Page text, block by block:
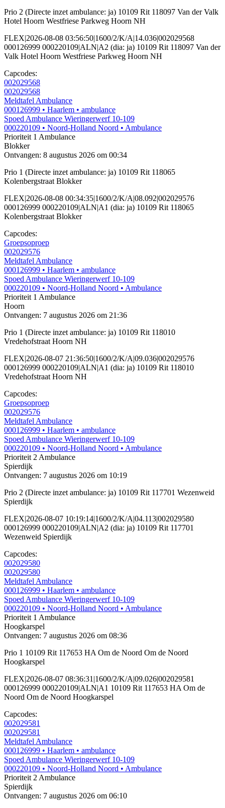
Prio 2 (Directe inzet ambulance: ja) 10109 Rit 118097 Van der Valk
Hotel Hoorn Westfriese Parkweg Hoorn NH
FLEX|2026-08-08 03:56:50|1600/2/K/A|14.036|002029568
000126999 000220109|ALN|A2 (dia: ja) 10109 Rit 118097 Van der
Valk Hotel Hoorn Westfriese Parkweg Hoorn NH
Capcodes:
002029568
002029568
Meldtafel Ambulance
000126999 • Haarlem • ambulance
Spoed Ambulance Wieringerwerf 10-109
000220109 • Noord-Holland Noord • Ambulance
Prioriteit 1 Ambulance
Blokker
Ontvangen: 8 augustus 2026 om 00:34
Prio 1 (Directe inzet ambulance: ja) 10109 Rit 118065
Kolenbergstraat Blokker
FLEX|2026-08-08 00:34:35|1600/2/K/A|08.092|002029576
000126999 000220109|ALN|A1 (dia: ja) 10109 Rit 118065
Kolenbergstraat Blokker
Capcodes:
Groepsoproep
002029576
Meldtafel Ambulance
000126999 • Haarlem • ambulance
Spoed Ambulance Wieringerwerf 10-109
000220109 • Noord-Holland Noord • Ambulance
Prioriteit 1 Ambulance
Hoorn
Ontvangen: 7 augustus 2026 om 21:36
Prio 1 (Directe inzet ambulance: ja) 10109 Rit 118010
Vredehofstraat Hoorn NH
FLEX|2026-08-07 21:36:50|1600/2/K/A|09.036|002029576
000126999 000220109|ALN|A1 (dia: ja) 10109 Rit 118010
Vredehofstraat Hoorn NH
Capcodes:
Groepsoproep
002029576
Meldtafel Ambulance
000126999 • Haarlem • ambulance
Spoed Ambulance Wieringerwerf 10-109
000220109 • Noord-Holland Noord • Ambulance
Prioriteit 2 Ambulance
Spierdijk
Ontvangen: 7 augustus 2026 om 10:19
Prio 2 (Directe inzet ambulance: ja) 10109 Rit 117701 Wezenweid
Spierdijk
FLEX|2026-08-07 10:19:14|1600/2/K/A|04.113|002029580
000126999 000220109|ALN|A2 (dia: ja) 10109 Rit 117701
Wezenweid Spierdijk
Capcodes:
002029580
002029580
Meldtafel Ambulance
000126999 • Haarlem • ambulance
Spoed Ambulance Wieringerwerf 10-109
000220109 • Noord-Holland Noord • Ambulance
Prioriteit 1 Ambulance
Hoogkarspel
Ontvangen: 7 augustus 2026 om 08:36
Prio 1 10109 Rit 117653 HA Om de Noord Om de Noord
Hoogkarspel
FLEX|2026-08-07 08:36:31|1600/2/K/A|09.026|002029581
000126999 000220109|ALN|A1 10109 Rit 117653 HA Om de
Noord Om de Noord Hoogkarspel
Capcodes:
002029581
002029581
Meldtafel Ambulance
000126999 • Haarlem • ambulance
Spoed Ambulance Wieringerwerf 10-109
000220109 • Noord-Holland Noord • Ambulance
Prioriteit 2 Ambulance
Spierdijk
Ontvangen: 7 augustus 2026 om 06:10